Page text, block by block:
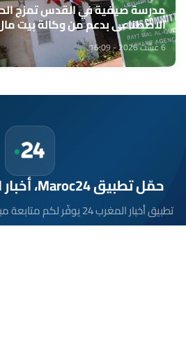
مدرسة صيفية في القدس تمزج
الاصطناعي بدعم من وكالة بيت
6 غشت 2026 - 16:09
حمّل تطبيق Maroc24، أخبار المغرب تصلك أولاً
تطبيق أخبار المغرب 24
المغرب ومغاربة العالم لحظة بلحظة،